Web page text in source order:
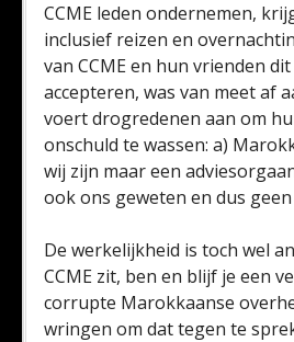
CCME leden ondernemen,
inclusief reizen en
van CCME en hun vrienden
accepteren, was van meet af
voert drogredenen aan om
onschuld te wassen: a)
wij zijn maar een
ook ons geweten en dus
De werkelijkheid is toch wel
CCME zit, ben en blijf je een
corrupte Marokkaanse
wringen om dat tegen te